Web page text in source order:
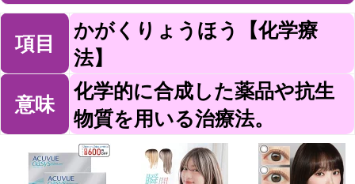
項目
かがくりょうほう【化学療
法】
意味
化学的に合成した薬品や抗生
物質を用いる治療法。